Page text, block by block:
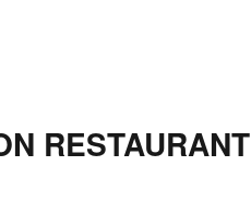
RESTAURANT